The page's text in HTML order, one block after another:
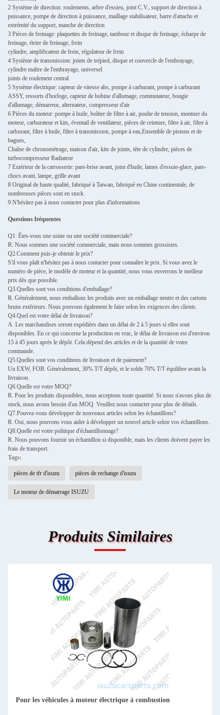
2 Système de direction: roulements, arbre d'essieu, joint C.V., support de direction à
puissance, pompe de direction à puissance, maillage stabilisateur, barre d'attache et
extrémité du support, manche de direction
3 Pièces de freinage: plaquettes de freinage, tambour et disque de freinage, écharpe de
freinage, étrier de freinage, frein
cylindre, amplificateur de frein, régulateur de frein
4 Système de transmission: joints de trépied, disque et couvercle de l'embrayage,
cylindre maître de l'embrayage, universel
joints de roulement central
5 Système électrique: capteur de vitesse abs, pompe à carburant, pompe à carburant
ASSY, ressorts d'horloge, capteur de bobine d'allumage, commutateur, bougie
d'allumage, démarreur, alternateur, compresseur d'air
6 Pièces du moteur: pompe à huile, boîtier de filtre à air, poulie de tension, monture du
moteur, carburateur et kits, éventail de ventilateur, pièces de ceinture, filtre à air, filtre à
carburant, filtre à huile, filtre à transmission, pompe à eau,Ensemble de pistons et de
bagues,
Chaîne de chronométrage, maison d'air, kits de joints, tête de cylindre, pièces de
turbocompresseur Radiateur
7 Extérieur de la carrosserie: pare-brise avant, joint d'huile, lames d'essuie-glace, pare-
chocs avant, lampe, grille avant
8 Original de haute qualité, fabriqué à Taiwan, fabriqué en Chine continentale, de
nombreuses pièces sont en stock.
9 N'hésitez pas à nous contacter pour plus d'informations
Questions fréquentes
Q1: Êtes-vous une usine ou une société commerciale?
R: Nous sommes une société commerciale, mais nous sommes grossistes.
Q2.Comment puis-je obtenir le prix?
S'il vous plaît n'hésitez pas à nous contacter pour connaître le prix. Si vous avez le
numéro de pièce, le modèle de moteur et la quantité, nous vous enverrons le meilleur
prix dès que possible.
Q3.Quelles sont vos conditions d'emballage?
R. Généralement, nous emballons les produits avec un emballage neutre et des cartons
bruns extérieurs. Nous pouvons également le faire selon les exigences des clients.
Q4.Quel est votre délai de livraison?
A. Les marchandises seront expédiées dans un délai de 2 à 5 jours si elles sont
disponibles. En ce qui concerne la production en vrac, le délai de livraison est d'environ
15 à 45 jours après le dépôt. Cela dépend des articles et de la quantité de votre
commande.
Q5.Quelles sont vos conditions de livraison et de paiement?
Un EXW, FOB. Généralement, 30% T/T dépôt, et le solde 70% T/T équilibre avant la
livraison.
Q6.Quelle est votre MOQ?
R. Pour les produits disponibles, nous acceptons toute quantité. Si nous n'avons plus de
stock, nous avons besoin d'un MOQ. Veuillez nous contacter pour plus de détails.
Q7.Pouvez-vous développer de nouveaux articles selon les échantillons?
R. Oui, nous pouvons vous aider à développer un nouvel article selon vos échantillons.
Q8.Quelle est votre politique d'échantillonnage?
R. Nous pouvons fournir un échantillon si disponible, mais les clients doivent payer les
frais de transport.
Tags:
pièces de tfr d'isuzu pièces de rechange d'isuzu
Le moteur de démarrage ISUZU
Produits Similaires
Pour les véhicules à moteur électrique à combustion